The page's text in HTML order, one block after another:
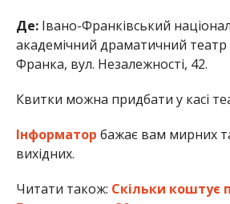
Де:Івано-Франківський
академічний драматичний театр
Франка, вул. Незалежності, 42.
Квитки можна придбати у касі
Інформатор бажає вам мирних
вихідних.
Читати також: Скільки коштує